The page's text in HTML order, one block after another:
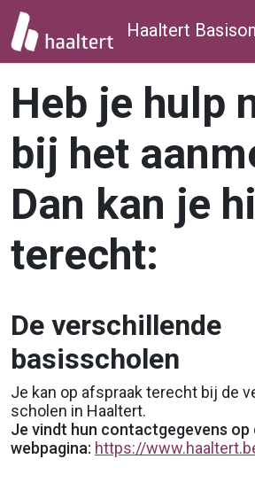
Haaltert
Heb je hulp
bij het
Dan kan je
terecht:
De verschillende
basisscholen
Je kan op afspraak terecht bij de
scholen in Haaltert.
Je vindt hun contactgegevens op
webpagina: https://